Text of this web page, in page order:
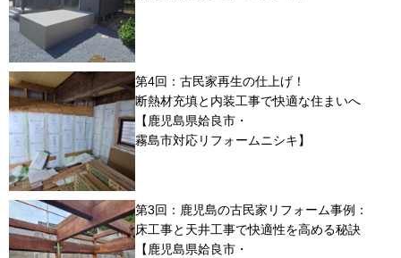
第4回：古民家再生の仕上げ！
断熱材充填と内装工事で快適な住まいへ
【鹿児島県姶良市・
霧島市対応リフォームニシキ】
第3回：鹿児島の古民家リフォーム事例：
床工事と天井工事で快適性を高める秘訣
【鹿児島県姶良市・